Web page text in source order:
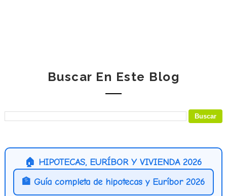
Buscar En Este Blog
🏠 HIPOTECAS, EURÍBOR Y VIVIENDA 2026
🏦 Guía completa de hipotecas y Euríbor 2026